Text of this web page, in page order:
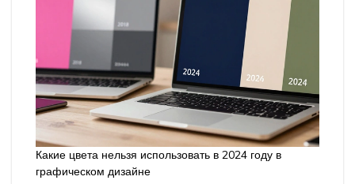
Какие цвета нельзя использовать в 2024 году в
графическом дизайне